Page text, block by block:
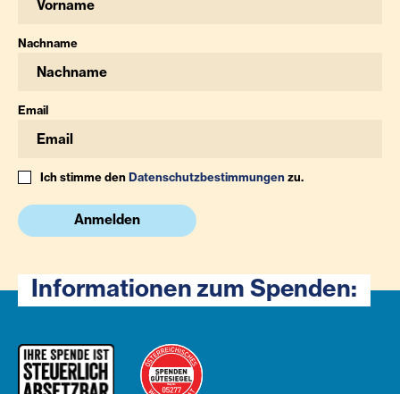
Nachname
Email
Ich stimme denDatenschutzbestimmungenzu.
Anmelden
Informationen zum Spenden: